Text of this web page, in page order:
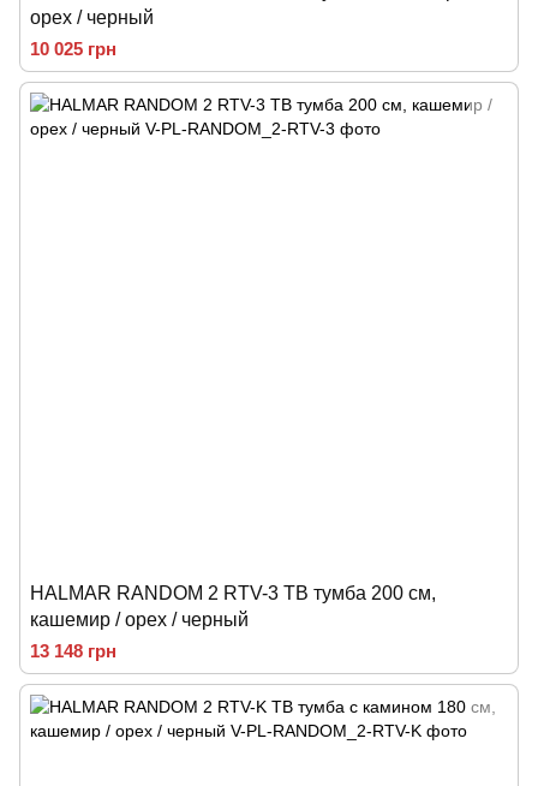
орех / черный
10 025 грн
HALMAR RANDOM 2 RTV-3 ТВ тумба 200 см,
кашемир / орех / черный
13 148 грн